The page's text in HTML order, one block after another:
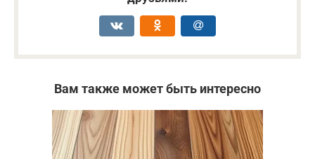
Вам также может быть интересно